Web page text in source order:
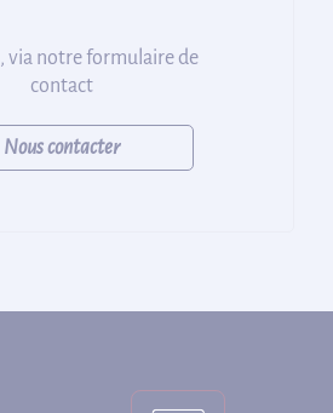
, via notre formulaire de
contact
Nous contacter